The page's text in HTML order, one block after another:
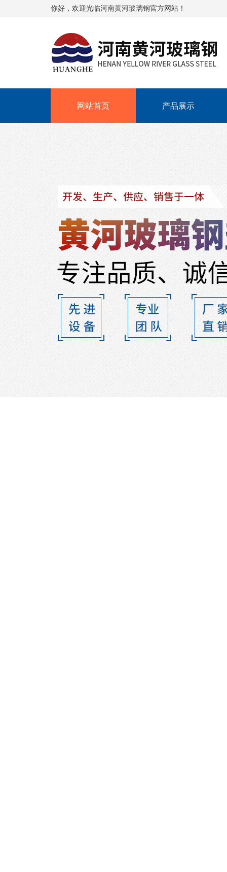
你好，欢迎光临河南黄河玻璃钢官方网站！
网站首页 产品展示